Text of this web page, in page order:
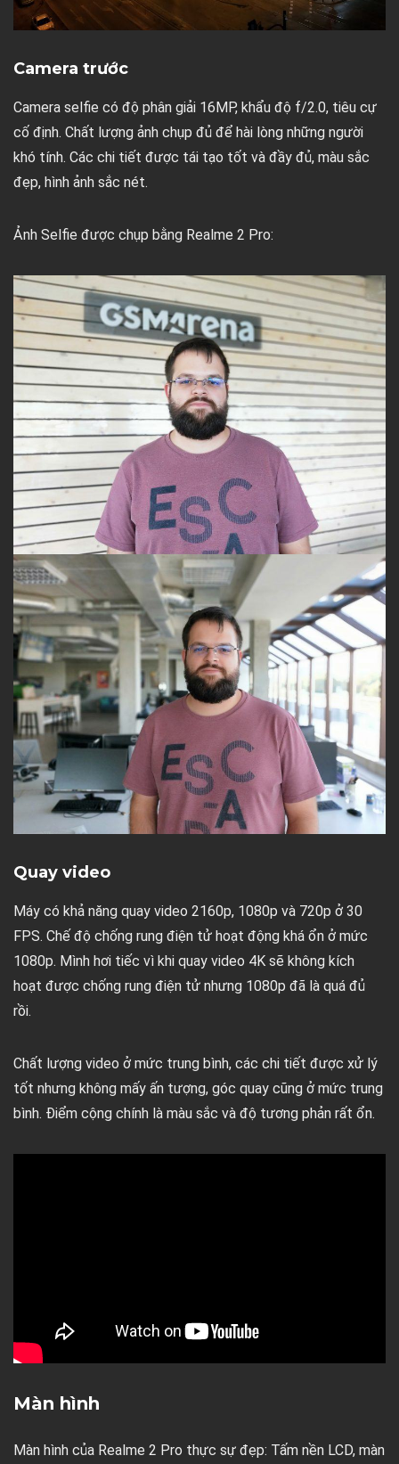
Camera trước
Camera selfie có độ phân giải 16MP, khẩu độ f/2.0, tiêu cự
cố định. Chất lượng ảnh chụp đủ để hài lòng những người
khó tính. Các chi tiết được tái tạo tốt và đầy đủ, màu sắc
đẹp, hình ảnh sắc nét.
Ảnh Selfie được chụp bằng Realme 2 Pro:
Quay video
Máy có khả năng quay video 2160p, 1080p và 720p ở 30
FPS. Chế độ chống rung điện tử hoạt động khá ổn ở mức
1080p. Mình hơi tiếc vì khi quay video 4K sẽ không kích
hoạt được chống rung điện tử nhưng 1080p đã là quá đủ
rồi.
Chất lượng video ở mức trung bình, các chi tiết được xử lý
tốt nhưng không mấy ấn tượng, góc quay cũng ở mức trung
bình. Điểm cộng chính là màu sắc và độ tương phản rất ổn.
Màn hình
Màn hình của Realme 2 Pro thực sự đẹp: Tấm nền LCD, màn